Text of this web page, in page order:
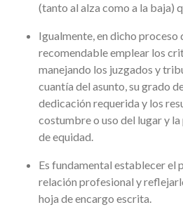
(tanto al alza como a la baja)
Igualmente, en dicho proceso
recomendable emplear los
manejando los juzgados y
cuantía del asunto, su grado
dedicación requerida y los
costumbre o uso del lugar y
de equidad.
Es fundamental establecer el
relación profesional y
hoja de encargo escrita.